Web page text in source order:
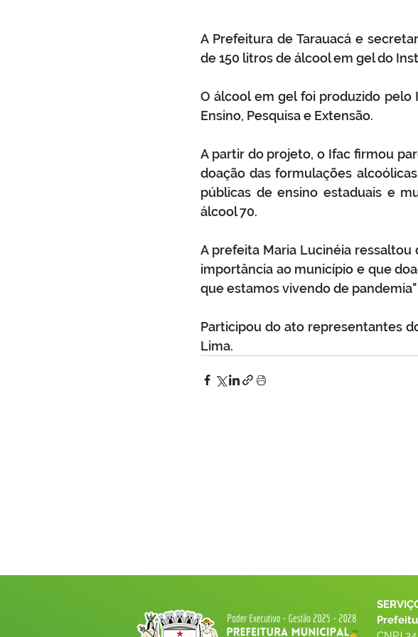
A Prefeitura de Tarauacá e
de 150 litros de álcool em gel do
O álcool em gel foi produzido pelo
Ensino, Pesquisa e Extensão.
A partir do projeto, o Ifac firmou
doação das formulações
públicas de ensino estaduais e
álcool 70.
A prefeita Maria Lucinéia
importância ao município e que
que estamos vivendo de
Participou do ato representantes
Lima.